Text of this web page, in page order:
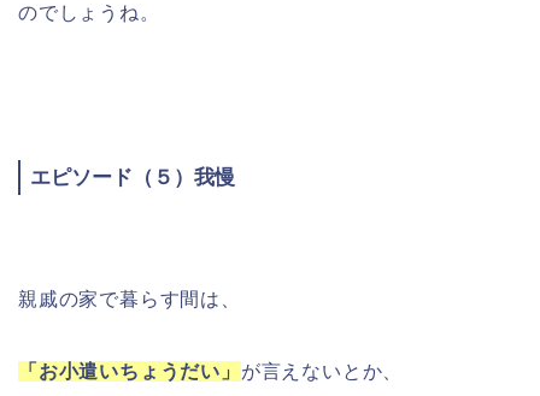
のでしょうね。
エピソード（５）我慢
親戚の家で暮らす間は、
「お小遣いちょうだい」 が言えないとか、